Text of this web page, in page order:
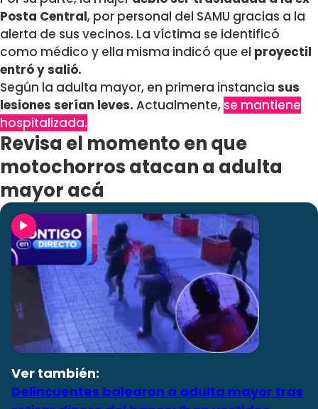
Posta Central, por personal del SAMU gracias a la
alerta de sus vecinos. La víctima se identificó
como médico y ella misma indicó que el proyectil
entró y salió.
Según la adulta mayor, en primera instancia sus
lesiones serían leves. Actualmente, se mantiene
hospitalizada.
Revisa el momento en que
motochorros atacan a adulta
mayor acá
Ver también:
Delincuentes balearon a adulta mayor tras